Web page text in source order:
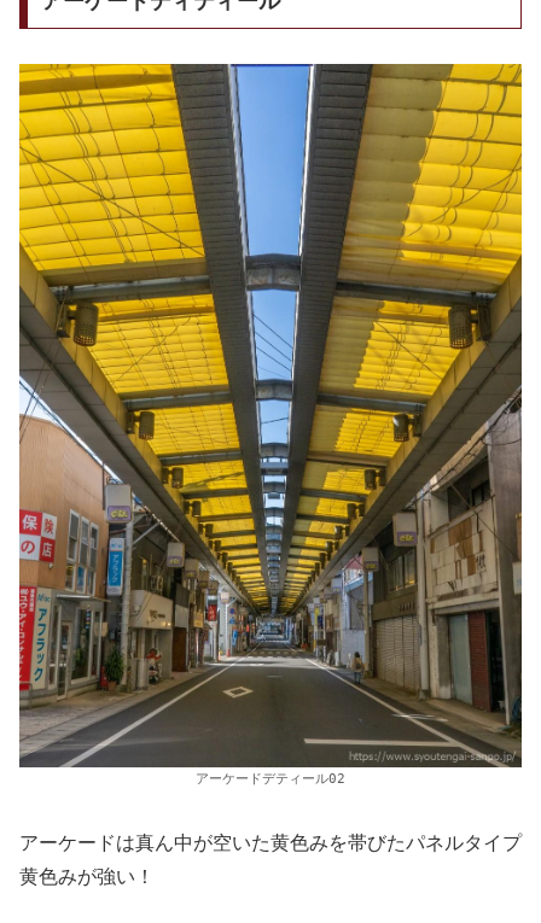
アーケードデティール02
アーケードは真ん中が空いた黄色みを帯びたパネルタイプ
黄色みが強い！